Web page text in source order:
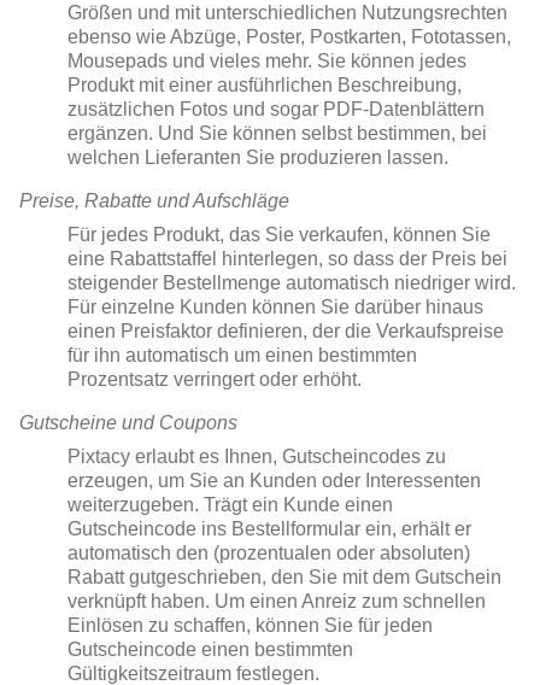
Größen und mit unterschiedlichen Nutzungsrechten
ebenso wie Abzüge, Poster, Postkarten, Fototassen,
Mousepads und vieles mehr. Sie können jedes
Produkt mit einer ausführlichen Beschreibung,
zusätzlichen Fotos und sogar PDF-Datenblättern
ergänzen. Und Sie können selbst bestimmen, bei
welchen Lieferanten Sie produzieren lassen.
Preise, Rabatte und Aufschläge
Für jedes Produkt, das Sie verkaufen, können Sie
eine Rabattstaffel hinterlegen, so dass der Preis bei
steigender Bestellmenge automatisch niedriger wird.
Für einzelne Kunden können Sie darüber hinaus
einen Preisfaktor definieren, der die Verkaufspreise
für ihn automatisch um einen bestimmten
Prozentsatz verringert oder erhöht.
Gutscheine und Coupons
Pixtacy erlaubt es Ihnen, Gutscheincodes zu
erzeugen, um Sie an Kunden oder Interessenten
weiterzugeben. Trägt ein Kunde einen
Gutscheincode ins Bestellformular ein, erhält er
automatisch den (prozentualen oder absoluten)
Rabatt gutgeschrieben, den Sie mit dem Gutschein
verknüpft haben. Um einen Anreiz zum schnellen
Einlösen zu schaffen, können Sie für jeden
Gutscheincode einen bestimmten
Gültigkeitszeitraum festlegen.